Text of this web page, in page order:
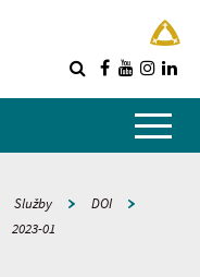
Služby
DOI
2023-01